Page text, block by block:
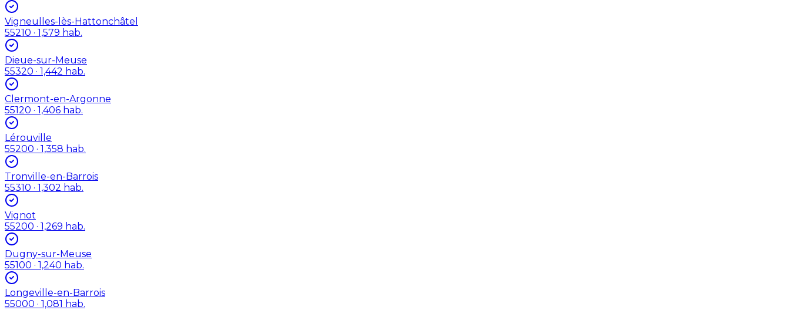
Vigneulles-lès-Hattonchâtel
55210 · 1,579 hab.
Dieue-sur-Meuse
55320 · 1,442 hab.
Clermont-en-Argonne
55120 · 1,406 hab.
Lérouville
55200 · 1,358 hab.
Tronville-en-Barrois
55310 · 1,302 hab.
Vignot
55200 · 1,269 hab.
Dugny-sur-Meuse
55100 · 1,240 hab.
Longeville-en-Barrois
55000 · 1,081 hab.